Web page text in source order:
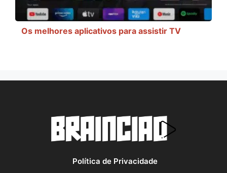
Os melhores aplicativos para assistir TV
Política de Privacidade